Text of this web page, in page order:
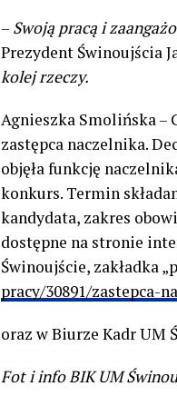
– Swoją pracą i
Prezydent Świnoujścia
kolej rzeczy.
Agnieszka Smolińska –
zastępca naczelnika.
objęła funkcję
konkurs. Termin
kandydata, zakres
dostępne na stronie
Świnoujście, zakładka
pracy/30891/
oraz w Biurze Kadr UM
Fot i info BIK UM